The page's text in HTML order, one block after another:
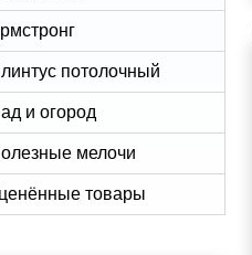
потолочный
и огород
мелочи
товары